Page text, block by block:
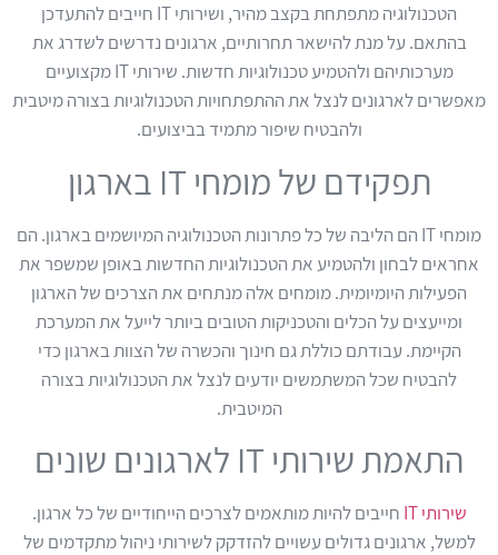
הטכנולוגיה מתפתחת בקצב מהיר, ושירותי IT חייבים להתעדכן
בהתאם. על מנת להישאר תחרותיים, ארגונים נדרשים לשדרג את
מערכותיהם ולהטמיע טכנולוגיות חדשות. שירותי IT מקצועיים
מאפשרים לארגונים לנצל את ההתפתחויות הטכנולוגיות בצורה מיטבית
ולהבטיח שיפור מתמיד בביצועים.
תפקידם של מומחי IT בארגון
מומחי IT הם הליבה של כל פתרונות הטכנולוגיה המיושמים בארגון. הם
אחראים לבחון ולהטמיע את הטכנולוגיות החדשות באופן שמשפר את
הפעילות היומיומית. מומחים אלה מנתחים את הצרכים של הארגון
ומייעצים על הכלים והטכניקות הטובים ביותר לייעל את המערכת
הקיימת. עבודתם כוללת גם חינוך והכשרה של הצוות בארגון כדי
להבטיח שכל המשתמשים יודעים לנצל את הטכנולוגיות בצורה
המיטבית.
התאמת שירותי IT לארגונים שונים
שירותי IT
חייבים להיות מותאמים לצרכים הייחודיים של כל ארגון.
למשל, ארגונים גדולים עשויים להזדקק לשירותי ניהול מתקדמים של